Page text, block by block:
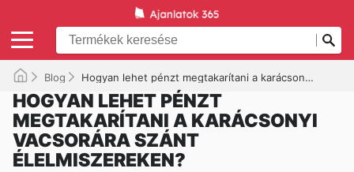
Blog Hogyan lehet pénzt megtakarítani a karácsonyi vacsorára szánt élelmiszereken?
HOGYAN LEHET PÉNZT
MEGTAKARÍTANI A KARÁCSONYI
VACSORÁRA SZÁNT
ÉLELMISZEREKEN?